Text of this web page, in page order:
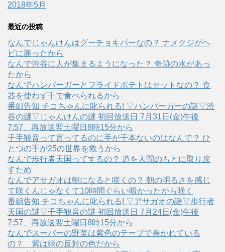
2018年5月
最近の投稿
なんでじゃんけんはグーチョキパーなの？ ナメクジがヘ
ビに勝ったから
なんで渋谷に人が集まるようになった？ 奇跡の水があっ
たから
なんでハンバーガーとフライドポテトはセットなの？ 食
器を使わず手で食べられるから
番組告知 チコちゃんに叱られる! ▽ハンバーガーの謎▽渋
谷の謎▽じゃんけんの謎 初回放送日 7月31日(金)午後
7:57、再放送翌土曜日8時15分から
千手観音って言ってるのに手が千本ないのはなんで？ ひ
とつの手が25の世界を救うから
なんで歩行者天国ってするの？ 道を人間のもとに取り戻
すため
なんでアサガオは朝になると咲くの？ 朝の明るさを感じ
て咲くんじゃなくて10時間ぐらい暗かったから咲く
番組告知 チコちゃんに叱られる! ▽アサガオの謎▽歩行者
天国の謎▽千手観音の謎 初回放送日 7月24日(金)午後
7:57、再放送翌土曜日8時15分から
なんでスーパーの野菜は紫色のテープで巻かれている
の？ 紫は緑の反対の色だから